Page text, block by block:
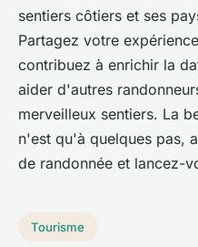
sentiers côtiers et ses
Partagez votre
contribuez à enrichir la
aider d'autres
merveilleux sentiers. La
n'est qu'à quelques pas,
de randonnée et lancez-
Tourisme